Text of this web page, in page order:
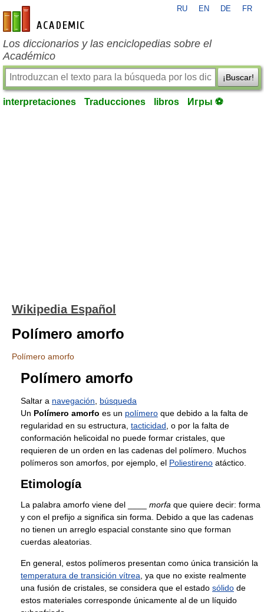
es-academic.com
RU EN DE FR
Los diccionarios y las enciclopedias sobre el
Académico
¡Buscar!
interpretaciones Traducciones libros Игры ⚽
Wikipedia Español
Polímero amorfo
Polímero amorfo
Polímero amorfo
Saltar a navegación
búsqueda
Un Polímero amorfo es un polímero que debido a la falta de
regularidad en su estructura, tacticidad , o por la falta de
conformación helicoidal no puede formar cristales, que
requieren de un orden en las cadenas del polímero. Muchos
polímeros son amorfos, por ejemplo, el Poliestireno atáctico.
Etimología
La palabra amorfo viene del ____ morfa que quiere decir: forma
y con el prefijo a significa sin forma. Debido a que las cadenas
no tienen un arreglo espacial constante sino que forman
cuerdas aleatorias.
En general, estos polímeros presentan como única transición la
temperatura de transición vítrea , ya que no existe realmente
una fusión de cristales, se considera que el estado sólido de
estos materiales corresponde únicamente al de un líquido